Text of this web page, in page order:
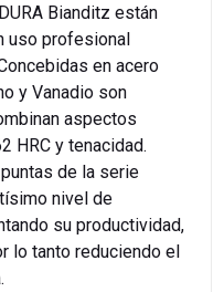
Bianditz están
uso profesional
en acero
y Vanadio son
aspectos
HRC y tenacidad.
de la serie
nivel de
su productividad,
lo tanto reduciendo el